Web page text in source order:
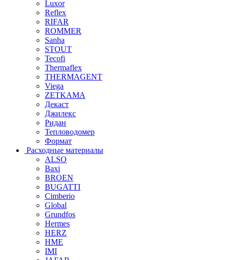
Luxor
Reflex
RIFAR
ROMMER
Sanha
STOUT
Tecofi
Thermaflex
THERMAGENT
Viega
ZETKAMA
Декаст
Джилекс
Ридан
Тепловодомер
Формат
Расходные материалы
ALSO
Baxi
BROEN
BUGATTI
Cimberio
Global
Grundfos
Hermes
HERZ
HME
IMI